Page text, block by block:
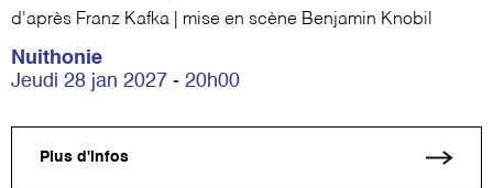
d'après Franz Kafka | mise en scène Benjamin Knobil
Nuithonie
Jeudi 28 jan 2027 - 20h00
Plus d'infos